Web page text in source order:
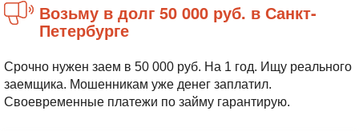
Возьму в долг 50 000 руб. в Санкт-
Петербурге
Срочно нужен заем в 50 000 руб. На 1 год. Ищу реального
заемщика. Мошенникам уже денег заплатил.
Своевременные платежи по займу гарантирую.